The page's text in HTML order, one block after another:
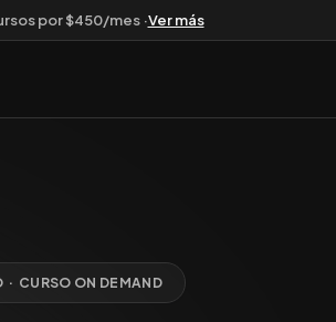
por $450/mes ·Ver más
CURSO ON DEMAND